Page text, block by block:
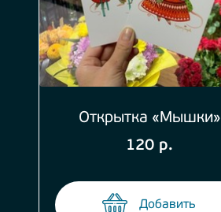
Открытка «Мышки»
120 р.
Добавить